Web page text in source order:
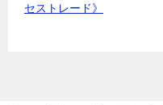
セストレード》